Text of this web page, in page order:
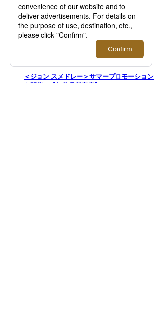
限定でご紹介【伊勢丹新宿店】
＜ジョン スメドレー＞サマープロモーション